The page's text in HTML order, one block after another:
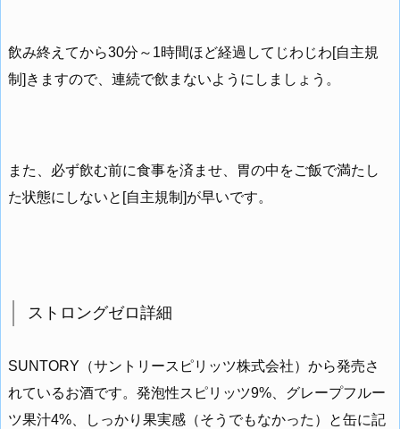
飲み終えてから30分～1時間ほど経過してじわじわ[自主規
制]きますので、連続で飲まないようにしましょう。
また、必ず飲む前に食事を済ませ、胃の中をご飯で満たし
た状態にしないと[自主規制]が早いです。
ストロングゼロ詳細
SUNTORY（サントリースピリッツ株式会社）から発売さ
れているお酒です。発泡性スピリッツ9%、グレープフルー
ツ果汁4%、しっかり果実感（そうでもなかった）と缶に記